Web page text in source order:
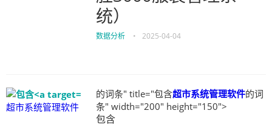
统）
数据分析 • 2025-04-04
超市系统管理软件
的词条" title="包含超市系统管理软件的词
条" width="200" height="150">
包含